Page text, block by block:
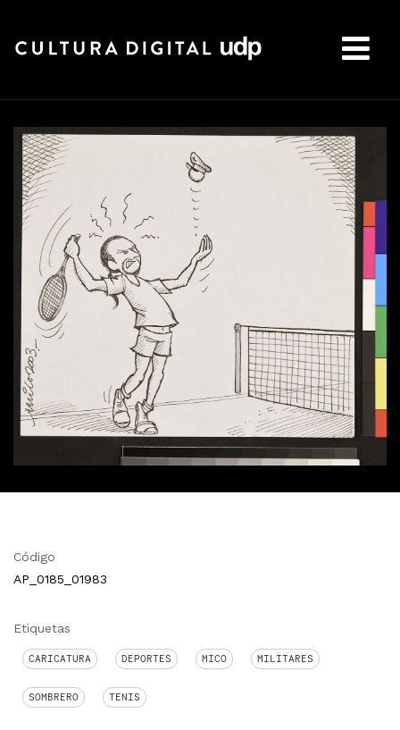
Código
AP_0185_01983
Etiquetas
CARICATURA DEPORTES MICO MILITARES
SOMBRERO TENIS